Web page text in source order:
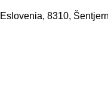
Eslovenia, 8310,